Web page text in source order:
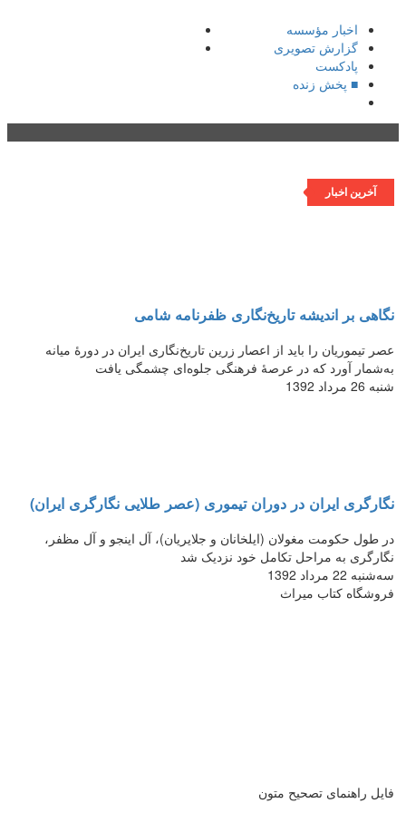
اخبار مؤسسه
گزارش تصویری
پادکست‌
■ پخش زنده
آخرین اخبار
نگاهی بر اندیشه تاریخ‌نگاری ظفرنامه شامی
عصر تیموریان را باید از اعصار زرین تاریخ‌نگاری ایران در دورهٔ میانه
به‌شمار آورد که در عرصهٔ فرهنگی جلوه‌ای چشمگی یافت
شنبه 26 مرداد 1392
نگارگری ایران در دوران تیموری (عصر طلایی نگارگری ایران)
در طول حکومت مغولان (ایلخانان و جلایریان)، آل اینجو و آل مظفر،
نگارگری به مراحل تکامل خود نزدیک شد
سه‌شنبه 22 مرداد 1392
فروشگاه کتاب میراث
فایل راهنمای تصحیح متون